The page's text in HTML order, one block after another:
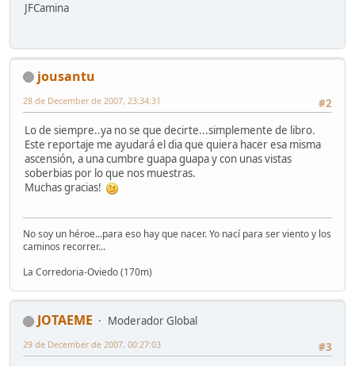
JFCamina
jousantu
#2
28 de December de 2007, 23:34:31
Lo de siempre..ya no se que decirte...simplemente de libro.
Este reportaje me ayudará el dia que quiera hacer esa misma
ascensión, a una cumbre guapa guapa y con unas vistas
soberbias por lo que nos muestras.
Muchas gracias!
No soy un héroe...para eso hay que nacer. Yo nací para ser viento y los
caminos recorrer...
La Corredoria-Oviedo (170m)
JOTAEME
Moderador Global
#3
29 de December de 2007, 00:27:03